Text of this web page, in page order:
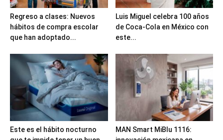
Regreso a clases: Nuevos
hábitos de compra escolar
que han adoptado...
Luis Miguel celebra 100 años
de Coca-Cola en México con
este...
Este es el hábito nocturno
MAN Smart MiBlu 1116: